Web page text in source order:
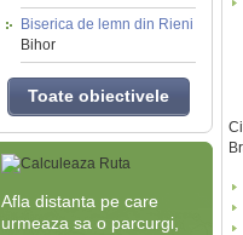
Biserica de lemn din Rieni
Bihor
Toate obiectivele
Afla distanta pe care
urmeaza sa o parcurgi,